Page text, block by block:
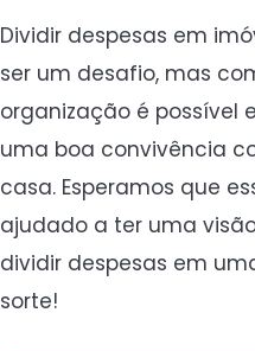
Dividir despesas em
ser um desafio, mas
organização é possível
uma boa convivência
casa. Esperamos que
ajudado a ter uma
dividir despesas em
sorte!